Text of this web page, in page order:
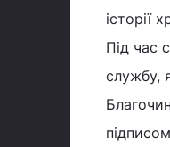
історії
Під час
службу,